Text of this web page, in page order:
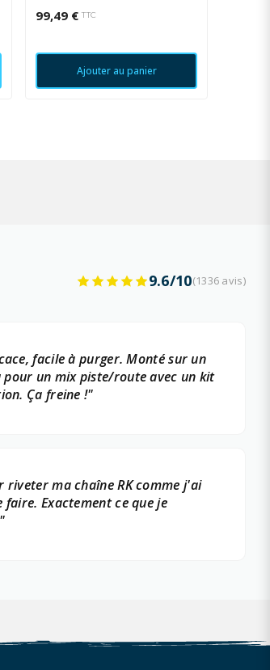
99,49 € TTC
Ajouter au panier
9.6/10(1336 avis)
facile à purger. Monté sur un
pour un mix piste/route avec un kit
Ça freine !"
riveter ma chaîne RK comme j'ai
faire. Exactement ce que je